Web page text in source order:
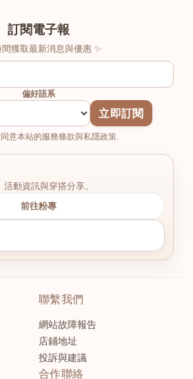
訂閱電子報
獲取最新消息與優惠 ✨
偏好語系
立即訂閱
意本站的服務條款與私隱政策.
動資訊與穿搭分享。
前往粉專
聯繫我們
網站故障報告
店鋪地址
投訴與建議
合作聯絡